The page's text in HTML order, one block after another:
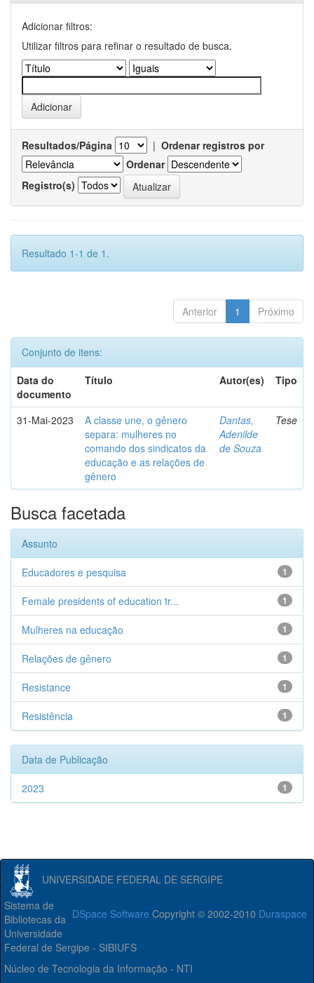
Adicionar filtros:
Utilizar filtros para refinar o resultado de busca.
Resultados/Página | Ordenar registros por
Ordenar
Registro(s)
Resultado 1-1 de 1.
Anterior 1 Próximo
Conjunto de itens:
Data do
documento
Título Autor(es) Tipo
31-Mai-2023
A classe une, o gênero
separa: mulheres no
comando dos sindicatos da
educação e as relações de
gênero
Dantas,
Adenilde
de Souza
Tese
Busca facetada
Assunto
1
Educadores e pesquisa
1
Female presidents of education tr...
1
Mulheres na educação
1
Relações de gênero
1
Resistance
1
Resistência
Data de Publicação
1
2023
UNIVERSIDADE FEDERAL DE SERGIPE
DSpace Software Copyright © 2002-2010 Duraspace
Sistema de
Bibliotecas da
Universidade
Federal de Sergipe - SIBIUFS
Núcleo de Tecnologia da Informação - NTI